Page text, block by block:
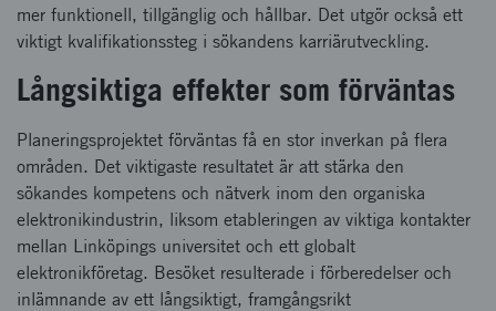
mer funktionell, tillgänglig och hållbar. Det utgör också ett
viktigt kvalifikationssteg i sökandens karriärutveckling.
Långsiktiga effekter som förväntas
Planeringsprojektet förväntas få en stor inverkan på flera
områden. Det viktigaste resultatet är att stärka den
sökandes kompetens och nätverk inom den organiska
elektronikindustrin, liksom etableringen av viktiga kontakter
mellan Linköpings universitet och ett globalt
elektronikföretag. Besöket resulterade i förberedelser och
inlämnande av ett långsiktigt, framgångsrikt